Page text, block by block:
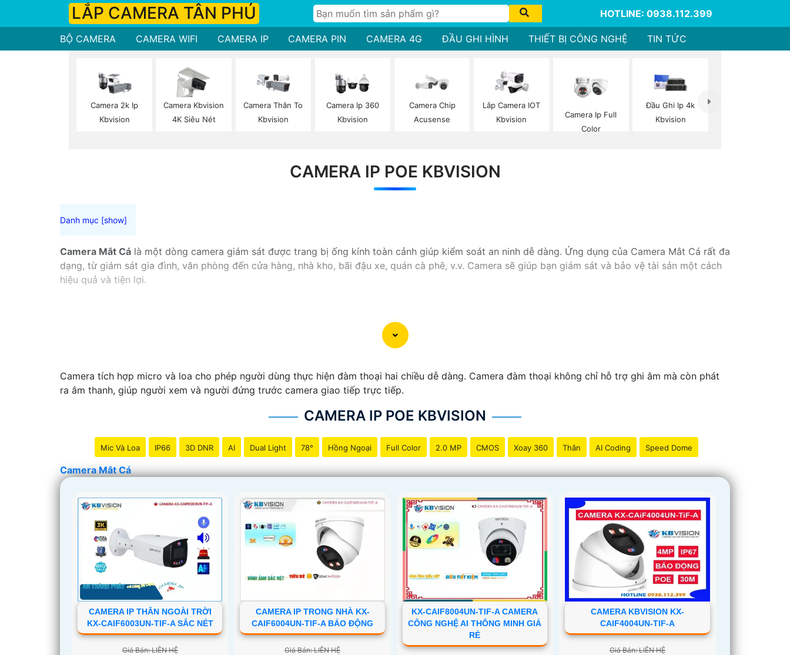
LẮP CAMERA TÂN PHÚ HOTLINE: 0938.112.399
BỘ CAMERA CAMERA WIFI CAMERA IP CAMERA PIN CAMERA 4G ĐẦU GHI HÌNH THIẾT BỊ CÔNG NGHỆ TIN TỨC
Camera 2k Ip
Kbvision
Camera Kbvision
4K Siêu Nét
Camera Thân To
Kbvision
Camera Ip 360
Kbvision
Camera Chip
Acusense
Lắp Camera IOT
Kbvision
Camera Ip Full
Color
Đầu Ghi Ip 4k
Kbvision
CAMERA IP POE KBVISION
Camera Mắt Cá là một dòng camera giám sát được trang bị ống kính toàn cảnh giúp kiểm soát an ninh dễ dàng. Ứng dụng của Camera Mắt Cá rất đa
dạng, từ giám sát gia đình, văn phòng đến cửa hàng, nhà kho, bãi đậu xe, quán cà phê, v.v. Camera sẽ giúp bạn giám sát và bảo vệ tài sản một cách
hiệu quả và tiện lợi.
Camera tích hợp micro và loa cho phép người dùng thực hiện đàm thoại hai chiều dễ dàng. Camera đàm thoại không chỉ hỗ trợ ghi âm mà còn phát
ra âm thanh, giúp người xem và người đứng trước camera giao tiếp trực tiếp.
CAMERA IP POE KBVISION
Mic Và Loa IP66 3D DNR AI Dual Light 78° Hồng Ngoại Full Color 2.0 MP CMOS Xoay 360 Thân AI Coding Speed Dome
Camera Mắt Cá
CAMERA IP THÂN NGOÀI TRỜI
KX-CAIF6003UN-TIF-A SẮC NÉT
Giá Bán: LIÊN HỆ
CAMERA IP TRONG NHÀ KX-
CAIF6004UN-TIF-A BÁO ĐỘNG
Giá Bán: LIÊN HỆ
KX-CAIF8004UN-TIF-A CAMERA
CÔNG NGHỆ AI THÔNG MINH GIÁ
RẺ
CAMERA KBVISION KX-
CAIF4004UN-TIF-A
Giá Bán: LIÊN HỆ